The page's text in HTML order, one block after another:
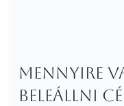
Mennyire
beleállni